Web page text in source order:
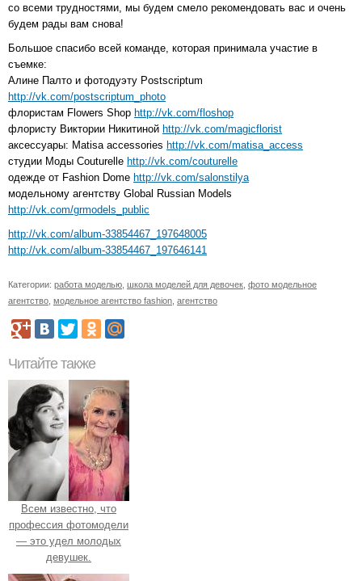
со всеми трудностями, мы будем смело рекомендовать вас и очень
будем рады вам снова!
Большое спасибо всей команде, которая принимала участие в
съемке:
Алине Палто и фотодуэту Postscriptum
http://vk.com/postscriptum_photo
флористам Flowers Shop http://vk.com/floshop
флористу Виктории Никитиной http://vk.com/magicflorist
аксессуары: Matisa accessories http://vk.com/matisa_access
студии Моды Couturelle http://vk.com/couturelle
одежде от Fashion Dome http://vk.com/salonstilya
модельному агентству Global Russian Models
http://vk.com/grmodels_public
http://vk.com/album-33854467_197648005
http://vk.com/album-33854467_197646141
Категории: работа моделью школа моделей для девочек фото модельное
агентство модельное агентство fashion агентство
Читайте также
Всем известно, что
профессия фотомодели
— это удел молодых
девушек.